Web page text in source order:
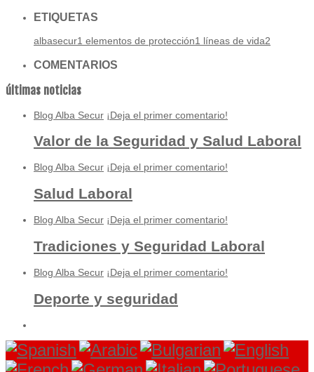
ETIQUETAS
albasecur1 elementos de protección1 líneas de vida2
COMENTARIOS
últimas noticias
Blog Alba Secur ¡Deja el primer comentario!
Valor de la Seguridad y Salud Laboral
Blog Alba Secur ¡Deja el primer comentario!
Salud Laboral
Blog Alba Secur ¡Deja el primer comentario!
Tradiciones y Seguridad Laboral
Blog Alba Secur ¡Deja el primer comentario!
Deporte y seguridad